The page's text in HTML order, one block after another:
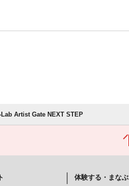
Lab Artist Gate NEXT STEP
体験する・まなぶ